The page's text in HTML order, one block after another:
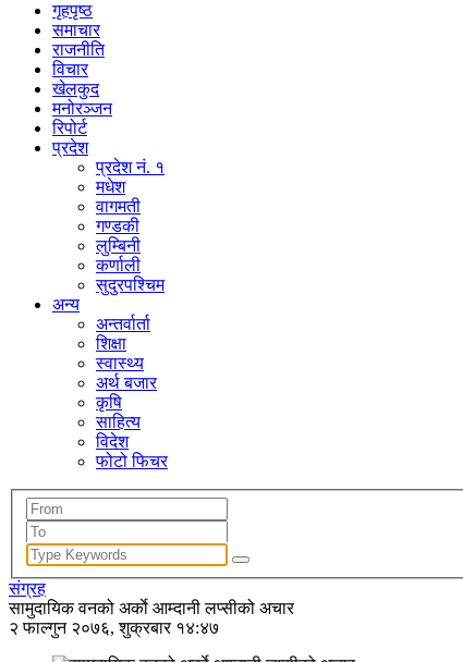
गृहपृष्ठ
समाचार
राजनीति
विचार
खेलकुद
मनोरञ्जन
रिपोर्ट
प्रदेश
प्रदेश नं. १
मधेश
वागमती
गण्डकी
लुम्बिनी
कर्णाली
सुदुरपश्चिम
अन्य
अन्तर्वार्ता
शिक्षा
स्वास्थ्य
अर्थ बजार
कृषि
साहित्य
विदेश
फोटो फिचर
संग्रह
सामुदायिक वनको अर्काे आम्दानी लप्सीको अचार
२ फाल्गुन २०७६, शुक्रबार १४:४७